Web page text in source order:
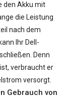
den Akku mit
die Leistung
nach dem
Ihr Dell-
Denn
verbraucht er
versorgt.
Gebrauch von